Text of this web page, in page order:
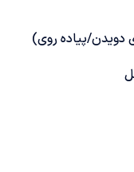
دویدن/پیاده روی)